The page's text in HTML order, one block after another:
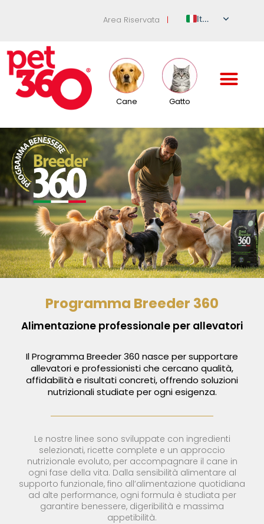
Area Riservata |
Italian
French
Cane Gatto
Programma Breeder 360
Alimentazione professionale per allevatori
Il Programma Breeder 360 nasce per supportare
allevatori e professionisti che cercano qualità,
affidabilità e risultati concreti, offrendo soluzioni
nutrizionali studiate per ogni esigenza.
Le nostre linee sono sviluppate con ingredienti
selezionati, ricette complete e un approccio
nutrizionale evoluto, per accompagnare il cane in
ogni fase della vita. Dalla sensibilità alimentare al
supporto funzionale, fino all’alimentazione quotidiana
ad alte performance, ogni formula è studiata per
garantire benessere, digeribilità e massima
appetibilità.